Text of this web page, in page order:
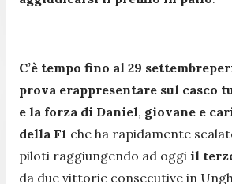
C’è tempo fino al 29 settembreper
prova erappresentare sul casco
e la forza di Daniel, giovane e
della F1 che ha rapidamente
piloti raggiungendo ad oggi il
da due vittorie consecutive in